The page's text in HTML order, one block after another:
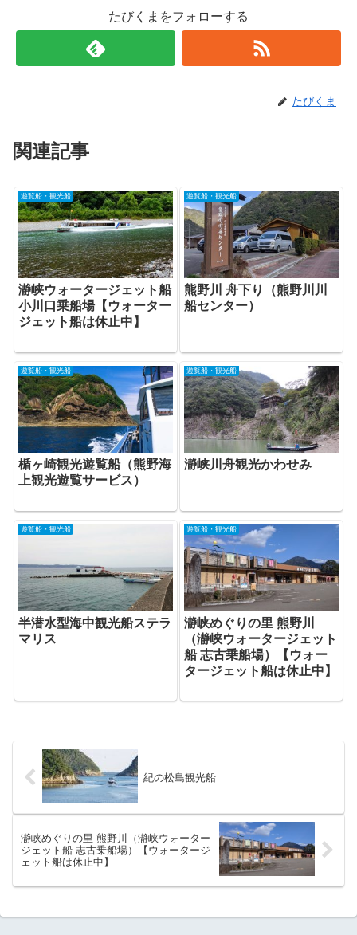
たびくまをフォローする
たびくま
関連記事
遊覧船・観光船
瀞峡ウォータージェット船
小川口乗船場【ウォーター
ジェット船は休止中】
遊覧船・観光船
熊野川 舟下り（熊野川川
船センター）
遊覧船・観光船
楯ヶ崎観光遊覧船（熊野海
上観光遊覧サービス）
遊覧船・観光船
瀞峡川舟観光かわせみ
遊覧船・観光船
半潜水型海中観光船ステラ
マリス
遊覧船・観光船
瀞峡めぐりの里 熊野川
（瀞峡ウォータージェット
船 志古乗船場）【ウォー
タージェット船は休止中】
紀の松島観光船
瀞峡めぐりの里 熊野川（瀞峡ウォーター
ジェット船 志古乗船場）【ウォータージ
ェット船は休止中】